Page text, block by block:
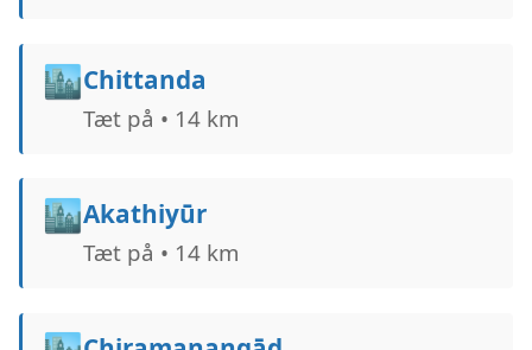
🏙️Chittanda
Tæt på • 14 km
🏙️Akathiyūr
Tæt på • 14 km